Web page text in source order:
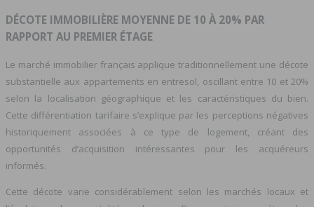
DÉCOTE IMMOBILIÈRE MOYENNE DE 10 À 20% PAR
RAPPORT AU PREMIER ÉTAGE
Le marché immobilier français applique traditionnellement une décote
substantielle aux appartements en entresol, oscillant entre 10 et 20%
selon la localisation géographique et les caractéristiques du bien.
Cette différentiation tarifaire s’explique par les perceptions négatives
historiquement associées à ce type de logement, créant des
opportunités d’acquisition intéressantes pour les acquéreurs
informés.
Cette décote varie considérablement selon les marchés locaux et